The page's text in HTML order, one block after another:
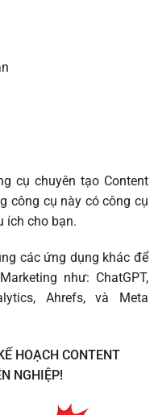
cụ chuyên tạo Content
công cụ này có công cụ
ích cho bạn.
các ứng dụng khác để
như: ChatGPT,
Ahrefs, và Meta
HOẠCH CONTENT
NGHIỆP!